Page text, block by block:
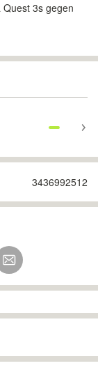
3s gegen
3436992512